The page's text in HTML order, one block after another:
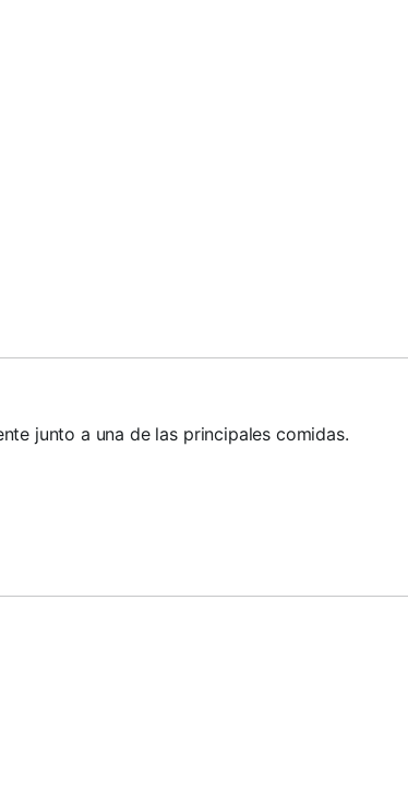
junto a una de las principales comidas.